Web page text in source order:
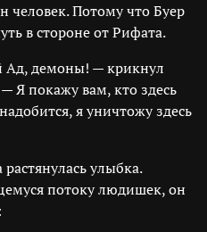
человек. Потому что Буер
в стороне от Рифата.
Ад, демоны! — крикнул
Я покажу вам, кто здесь
я уничтожу здесь
улыбка.
потоку людишек, он